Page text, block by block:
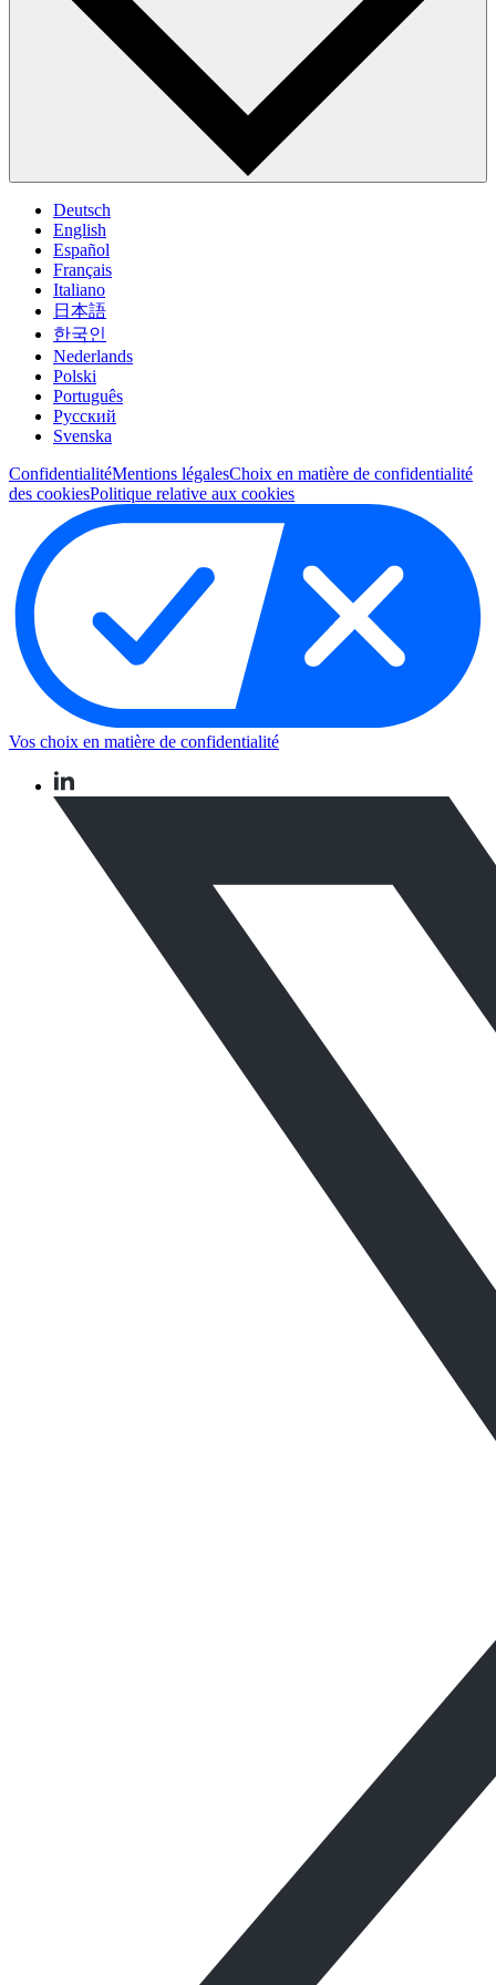
Deutsch
English
Español
Français
Italiano
日本語
한국인
Nederlands
Polski
Português
Pусский
Svenska
ConfidentialitéMentions légalesChoix en matière de confidentialité
des cookiesPolitique relative aux cookies
Vos choix en matière de confidentialité